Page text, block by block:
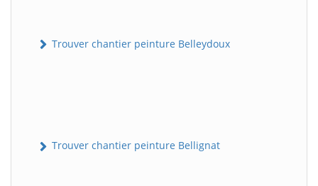
Trouver chantier peinture Belleydoux
Trouver chantier peinture Bellignat